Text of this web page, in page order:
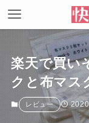
楽天で買い
クと布マス
レビュー